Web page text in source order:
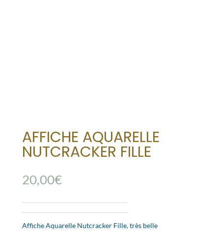
AFFICHE AQUARELLE
NUTCRACKER FILLE
20,00€
Affiche Aquarelle Nutcracker Fille, très belle